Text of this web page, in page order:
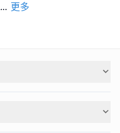
... 更多